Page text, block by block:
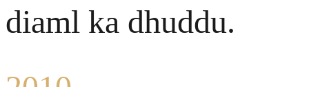
diaml ka dhuddu.